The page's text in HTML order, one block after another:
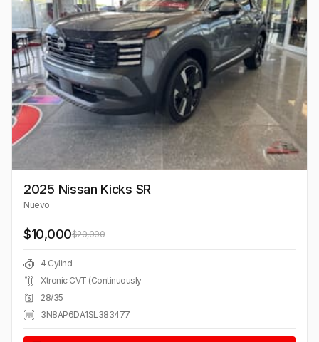
2025 Nissan Kicks SR
Nuevo
$10,000$20,000
4 Cylind
Xtronic CVT (Continuously
28/35
3N8AP6DA1SL383477